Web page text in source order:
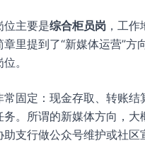
位主要是综合柜员岗 ，工
里提到了“新媒体运营”方
。
固定：现金存取、转账结
务。所谓的新媒体方向，大
支行做公众号维护或社区